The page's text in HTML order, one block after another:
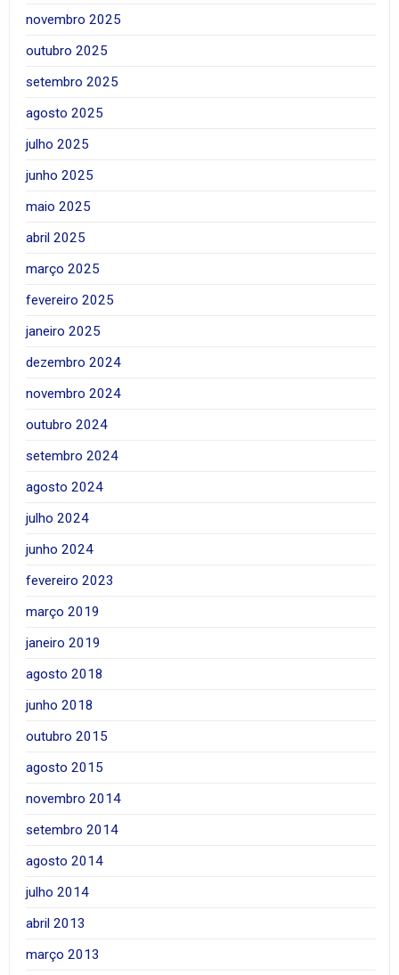
novembro 2025
outubro 2025
setembro 2025
agosto 2025
julho 2025
junho 2025
maio 2025
abril 2025
março 2025
fevereiro 2025
janeiro 2025
dezembro 2024
novembro 2024
outubro 2024
setembro 2024
agosto 2024
julho 2024
junho 2024
fevereiro 2023
março 2019
janeiro 2019
agosto 2018
junho 2018
outubro 2015
agosto 2015
novembro 2014
setembro 2014
agosto 2014
julho 2014
abril 2013
março 2013